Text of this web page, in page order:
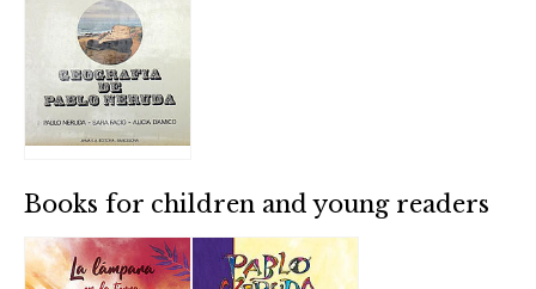
Books for children and young readers